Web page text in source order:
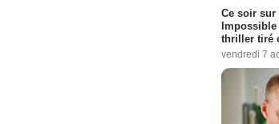
Ce soir
thriller tiré
vendredi 7